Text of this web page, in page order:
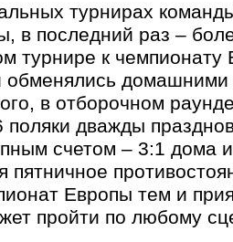
турнирах
в последний раз –
турнире к чемпионату
обменялись
в отборочном
поляки дважды
счетом – 3:1 дома
пятничное
Европы тем и
пройти по любому